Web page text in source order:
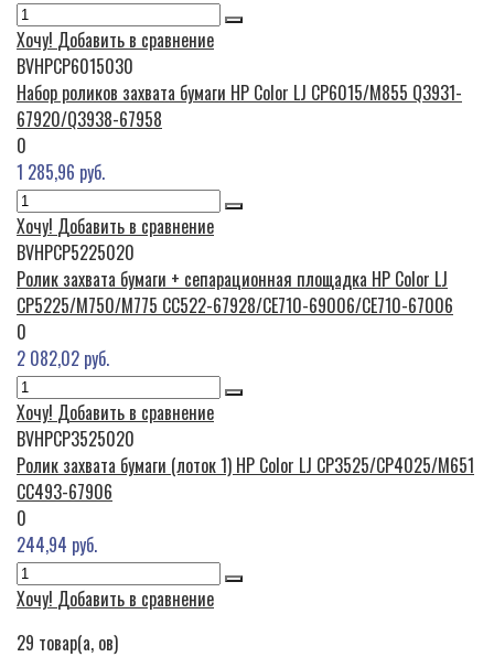
Хочу! Добавить в сравнение
BVHPCP6015030
Набор роликов захвата бумаги HP Color LJ CP6015/M855 Q3931-
67920/Q3938-67958
0
1 285,96 руб.
Хочу! Добавить в сравнение
BVHPCP5225020
Ролик захвата бумаги + сепарационная площадка HP Color LJ
CP5225/M750/M775 CC522-67928/CE710-69006/CE710-67006
0
2 082,02 руб.
Хочу! Добавить в сравнение
BVHPCP3525020
Ролик захвата бумаги (лоток 1) HP Color LJ CP3525/CP4025/M651
CC493-67906
0
244,94 руб.
Хочу! Добавить в сравнение
29 товар(а, ов)